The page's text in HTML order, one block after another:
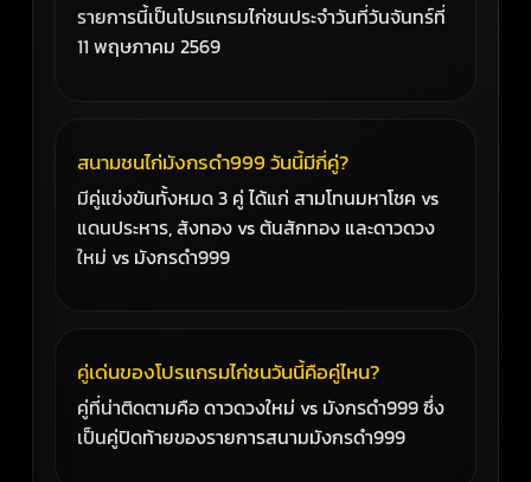
รายการนี้เป็นโปรแกรมไก่ชนประจำวันที่วันจันทร์ที่
11 พฤษภาคม 2569
สนามชนไก่มังกรดำ999 วันนี้มีกี่คู่?
มีคู่แข่งขันทั้งหมด 3 คู่ ได้แก่ สามโทนมหาโชค vs
แดนประหาร, สังทอง vs ต้นสักทอง และดาวดวง
ใหม่ vs มังกรดำ999
คู่เด่นของโปรแกรมไก่ชนวันนี้คือคู่ไหน?
คู่ที่น่าติดตามคือ ดาวดวงใหม่ vs มังกรดำ999 ซึ่ง
เป็นคู่ปิดท้ายของรายการสนามมังกรดำ999